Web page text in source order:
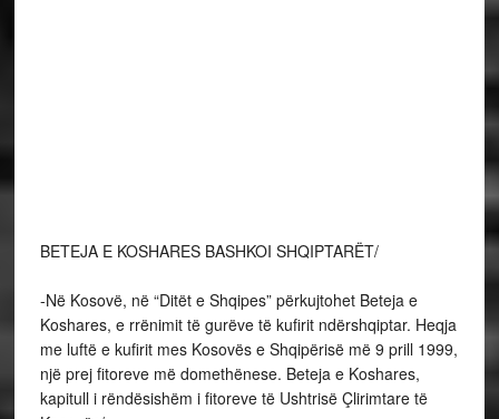
-Presidenti Thaçi: Kosova e ka të qartë rrugën dhe vizionin
euroatlantik, si shoqëri që synon të bëhet pjesë e Bashkimit
Evropian, NATO-s dhe OKB-së.
-Kryeministri Mustafa: Partneriteti me Shtetet e Bashkuara